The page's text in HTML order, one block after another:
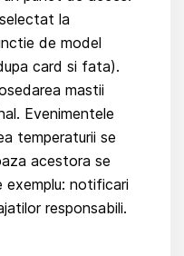
la
de model
card si fata).
mastii
Evenimentele
temperaturii se
acestora se
notificari
responsabili.